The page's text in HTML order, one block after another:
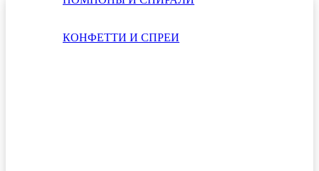
КОНФЕТТИ И СПРЕИ